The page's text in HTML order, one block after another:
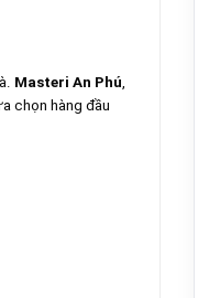
Masteri An Phú
chọn hàng đầu